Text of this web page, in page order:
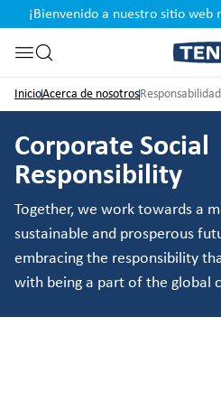
Saltar a la búsqueda
¡Bienvenido a nuestro sitio
InicioAcerca de nosotros
Corporate Social
Responsibility
Together, we work towards a
sustainable and prosperous
embracing the responsibility
with being a part of the global